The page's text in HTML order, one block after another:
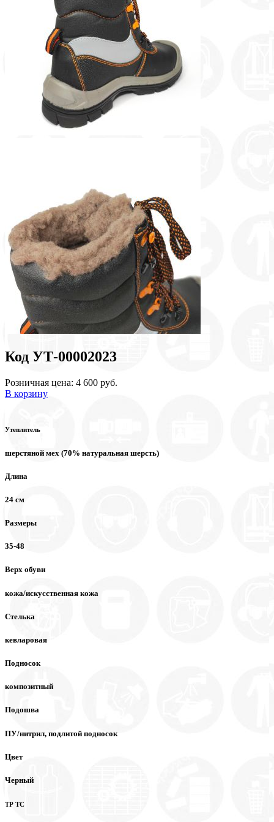
Код УТ-00002023
Розничная цена: 4 600 руб.
В корзину
Утеплитель
шерстяной мех (70% натуральная шерсть)
Длина
24 см
Размеры
35-48
Верх обуви
кожа/искусственная кожа
Стелька
кевларовая
Подносок
композитный
Подошва
ПУ/нитрил, подлитой подносок
Цвет
Черный
ТР ТС